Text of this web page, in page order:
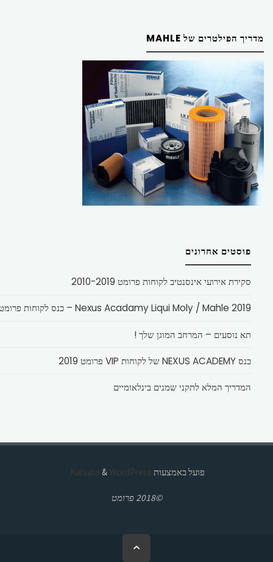
מדריך הפילטרים של MAHLE
פוסטים אחרונים
סקירת אירועי אינסנטיב לקוחות פרומט 2010-2019
Nexus Acadamy Liqui Moly / Mahle 2019 – כנס לקוחות פרומט
תא נוסעים – המרחב המוגן שלך !
כנס NEXUS ACADEMY של לקוחות VIP פרומט 2019
המדריך המלא לתקני שמנים בינלאומיים
פועל באמצעות & WordPress.
©2018 פרומט
בחזרה